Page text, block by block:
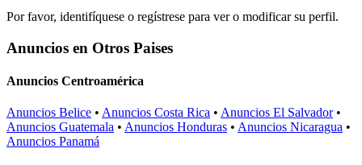
Por favor, identifíquese o regístrese para ver o modificar su perfil.
Anuncios en Otros Paises
Anuncios Centroamérica
Anuncios Belice • Anuncios Costa Rica • Anuncios El Salvador•
Anuncios Guatemala • Anuncios Honduras • Anuncios Nicaragua •
Anuncios Panamá